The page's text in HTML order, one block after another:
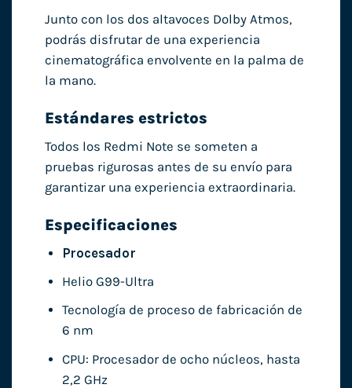
Junto con los dos altavoces Dolby Atmos,
podrás disfrutar de una experiencia
cinematográfica envolvente en la palma de
la mano.
Estándares estrictos
Todos los Redmi Note se someten a
pruebas rigurosas antes de su envío para
garantizar una experiencia extraordinaria.
Especificaciones
Procesador
Helio G99-Ultra
Tecnología de proceso de fabricación de
6 nm
CPU: Procesador de ocho núcleos, hasta
2,2 GHz